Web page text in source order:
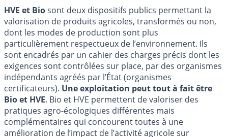
HVE et Biosont deux dispositifs publics permettant la
valorisation de produits agricoles, transformés ou non,
dont les modes de production sont plus
particulièrement respectueux de l’environnement. Ils
sont encadrés par un cahier des charges précis dont les
exigences sont contrôlées sur place, par des organismes
indépendants agréés par l’État (organismes
certificateurs). Une exploitation peut tout à fait être
Bio et HVE. Bio et HVE permettent de valoriser des
pratiques agro-écologiques différentes mais
complémentaires qui concourent toutes à une
amélioration de l’impact de l’activité agricole sur